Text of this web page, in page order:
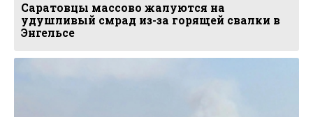
Саратовцы массово жалуются на
удушливый смрад из-за горящей свалки в
Энгельсе